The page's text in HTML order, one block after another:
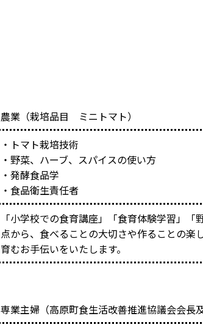
農業（栽培品目 ミニトマト）
・トマト栽培技術
・野菜、ハーブ、スパイスの使い方
・発酵食品学
・食品衛生責任者
「小学校での食育講座」「食育体験学習」
点から、食べることの大切さや作ることの楽
育むお手伝いをいたします。
専業主婦（高原町食生活改善推進協議会会長